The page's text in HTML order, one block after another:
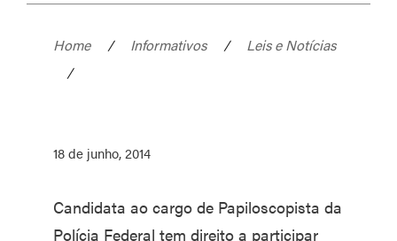
Home / Informativos /
Leis e Notícias
/
18 de junho, 2014
Candidata ao cargo de Papiloscopista da
Polícia Federal tem direito a participar